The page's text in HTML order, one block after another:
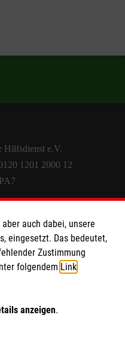
Hilfsdienst e.V.
1201 2000 12
auch dabei, unsere
eingesetzt. Das bedeutet,
Zustimmung
folgendem Link
anzeigen.